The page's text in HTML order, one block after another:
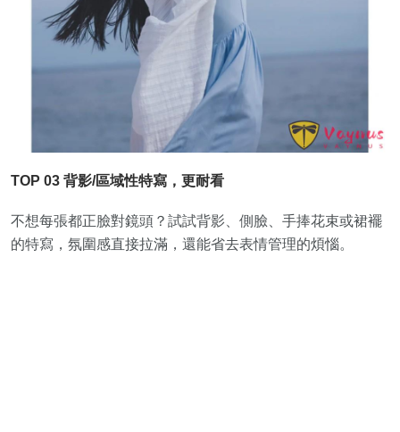
TOP 03 背影/區域性特寫，更耐看
不想每張都正臉對鏡頭？試試背影、側臉、手捧花束或裙襬
的特寫，氛圍感直接拉滿，還能省去表情管理的煩惱。